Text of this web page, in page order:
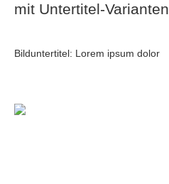
mit Untertitel-Varianten
Bilduntertitel: Lorem ipsum dolor